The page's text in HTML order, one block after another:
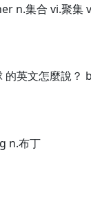
n.集合 vi.聚集
英文怎麼說？
n.布丁